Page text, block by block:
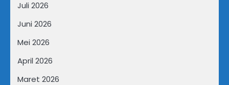
Juli 2026
Juni 2026
Mei 2026
April 2026
Maret 2026